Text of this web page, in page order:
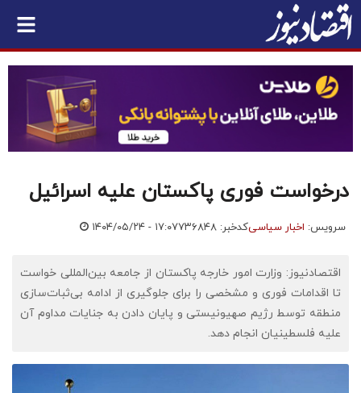
درخواست فوری پاکستان علیه اسرائیل
سرویس: اخبار سیاسیکدخبر: ۷۳۶۸۴۸ ۱۴۰۴/۰۵/۲۴ - ۱۷:۰۷
اقتصادنیوز: وزارت امور خارجه پاکستان از جامعه بین‌المللی خواست
تا اقدامات فوری و مشخصی را برای جلوگیری از ادامه بی‌ثبات‌سازی
منطقه توسط رژیم صهیونیستی و پایان دادن به جنایات مداوم آن
علیه فلسطینیان انجام دهد.